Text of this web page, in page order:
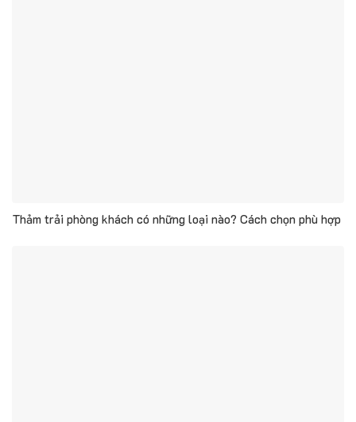
Thảm trải phòng khách có những loại nào? Cách chọn phù hợp